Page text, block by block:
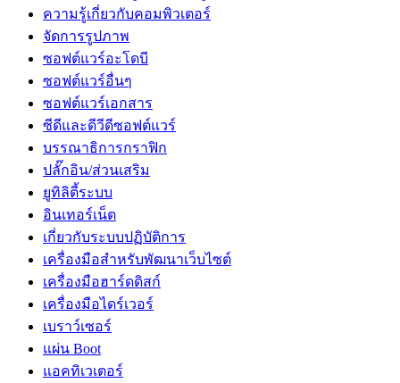
ความรู้เกี่ยวกับคอมพิวเตอร์
จัดการรูปภาพ
ซอฟต์แวร์อะโดบี
ซอฟต์แวร์อื่นๆ
ซอฟต์แวร์เอกสาร
ซีดีและดีวีดีซอฟต์แวร์
บรรณาธิการกราฟิก
ปลั๊กอิน/ส่วนเสริม
ยูทิลิตี้ระบบ
อินเทอร์เน็ต
เกี่ยวกับระบบปฏิบัติการ
เครื่องมือสำหรับพัฒนาเว็บไซต์
เครื่องมือฮาร์ดดิสก์
เครื่องมือไดร์เวอร์
เบราว์เซอร์
แผ่น Boot
แอคทิเวเตอร์